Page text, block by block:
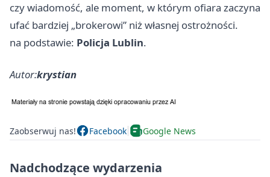
czy wiadomość, ale moment, w którym ofiara zaczyna
ufać bardziej „brokerowi” niż własnej ostrożności.
na podstawie: Policja Lublin.
Autor:krystian
Zaobserwuj nas! Facebook Google News
Nadchodzące wydarzenia